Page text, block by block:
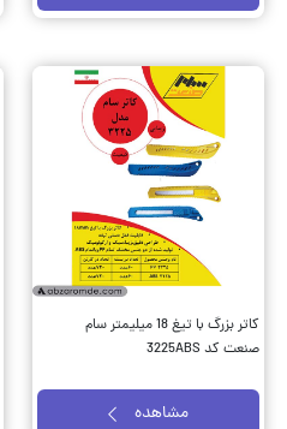
کاتر بزرگ با تیغ 18 میلیمتر سام
صنعت کد 3225ABS
مشاهده